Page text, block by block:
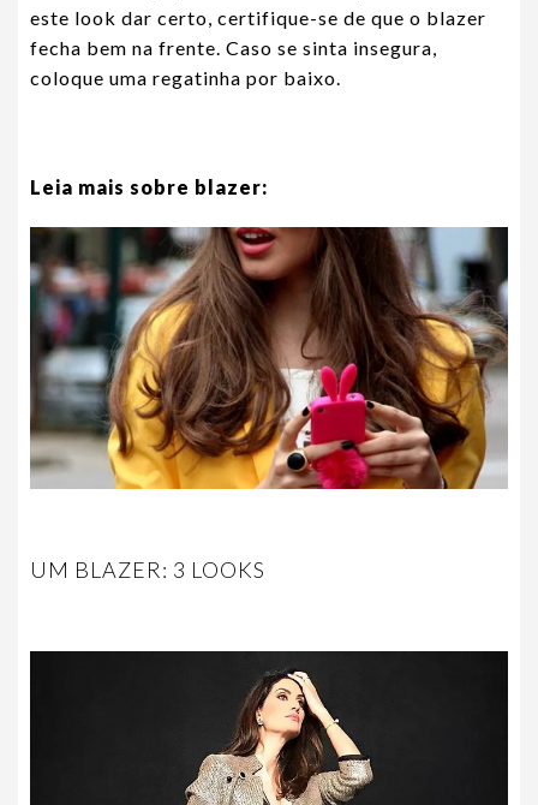
este look dar certo, certifique-se de que o blazer
fecha bem na frente. Caso se sinta insegura,
coloque uma regatinha por baixo.
Leia mais sobre blazer:
UM BLAZER: 3 LOOKS